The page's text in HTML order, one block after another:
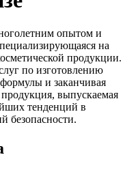
опытом и
на
продукции.
по изготовлению
и заканчивая
выпускаемая
тенденций в
безопасности.